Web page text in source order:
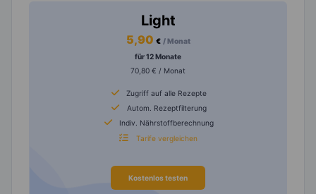
Light
5,90 € / Monat
für 12 Monate
70,80 € / Monat
Zugriff auf alle Rezepte
Autom. Rezeptfilterung
Indiv. Nährstoffberechnung
Tarife vergleichen
Kostenlos testen